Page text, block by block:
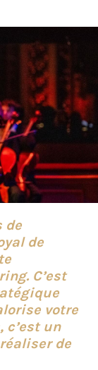
de
de
C’est
votre
c’est un
de